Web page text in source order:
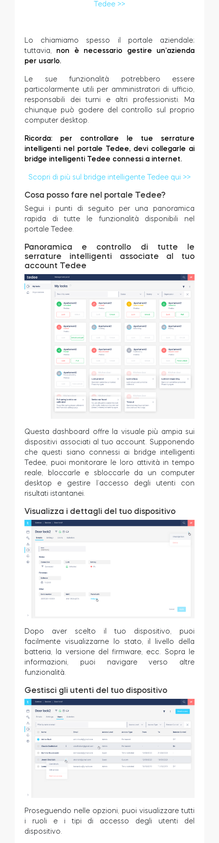
Modulo relè intelligente BleBox
Tedee Dry Contact
Tedee GO2
Acquista ora
Tedee >>
Lo chiamiamo spesso il portale aziendale;
tuttavia, non è necessario gestire un’azienda
per usarlo.
Le sue funzionalità potrebbero essere
particolarmente utili per amministratori di ufficio,
responsabili dei turni e altri professionisti. Ma
chiunque può godere del controllo sul proprio
computer desktop.
Ricorda: per controllare le tue serrature
intelligenti nel portale Tedee, devi collegarle ai
bridge intelligenti Tedee connessi a internet.
Scopri di più sul bridge intelligente Tedee qui >>
Cosa posso fare nel portale Tedee?
Segui i punti di seguito per una panoramica
rapida di tutte le funzionalità disponibili nel
portale Tedee.
Panoramica e controllo di tutte le
serrature intelligenti associate al tuo
account Tedee
Questa dashboard offre la visuale più ampia sui
dispositivi associati al tuo account. Supponendo
che questi siano connessi ai bridge intelligenti
Tedee, puoi monitorare le loro attività in tempo
reale, bloccarle e sbloccarle da un computer
desktop e gestire l’accesso degli utenti con
risultati istantanei.
Visualizza i dettagli del tuo dispositivo
Dopo aver scelto il tuo dispositivo, puoi
facilmente visualizzarne lo stato, il livello della
batteria, la versione del firmware, ecc. Sopra le
informazioni, puoi navigare verso altre
funzionalità.
Gestisci gli utenti del tuo dispositivo
Proseguendo nelle opzioni, puoi visualizzare tutti
i ruoli e i tipi di accesso degli utenti del
dispositivo.